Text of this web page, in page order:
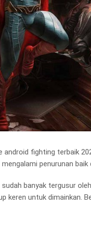
android fighting terbaik
penurunan
banyak tergusur
keren untuk dimainkan.